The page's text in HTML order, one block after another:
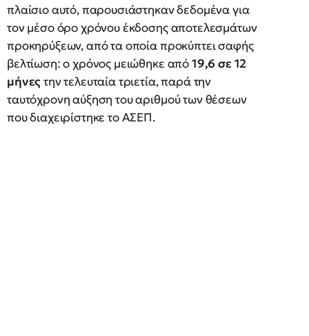
πλαίσιο αυτό, παρουσιάστηκαν δεδομένα για
τον μέσο όρο χρόνου έκδοσης αποτελεσμάτων
προκηρύξεων, από τα οποία προκύπτει σαφής
βελτίωση: ο χρόνος μειώθηκε από19,6 σε 12
μήνεςτην τελευταία τριετία, παρά την
ταυτόχρονη αύξηση του αριθμού των θέσεων
που διαχειρίστηκε το ΑΣΕΠ.